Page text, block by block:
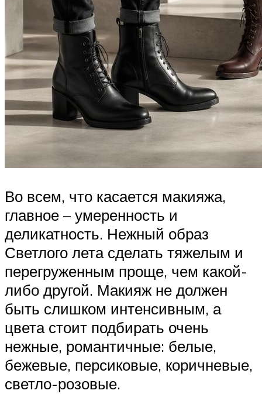
Во всем, что касается макияжа,
главное – умеренность и
деликатность. Нежный образ
Светлого лета сделать тяжелым и
перегруженным проще, чем какой-
либо другой. Макияж не должен
быть слишком интенсивным, а
цвета стоит подбирать очень
нежные, романтичные: белые,
бежевые, персиковые, коричневые,
светло-розовые.